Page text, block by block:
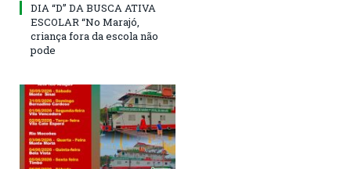
DIA “D” DA BUSCA ATIVA
ESCOLAR “No Marajó,
criança fora da escola não
pode